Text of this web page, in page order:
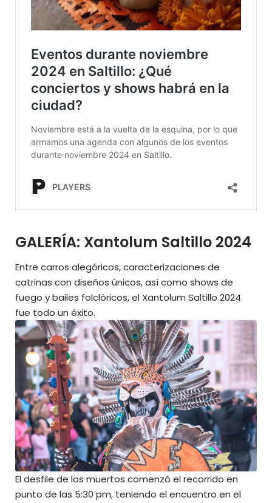
GALERÍA: Xantolum Saltillo 2024
Entre carros alegóricos, caracterizaciones de
catrinas con diseños únicos, así como shows de
fuego y bailes folclóricos, el Xantolum Saltillo 2024
fue todo un éxito.
El desfile de los muertos comenzó el recorrido en
punto de las 5:30 pm, teniendo el encuentro en el